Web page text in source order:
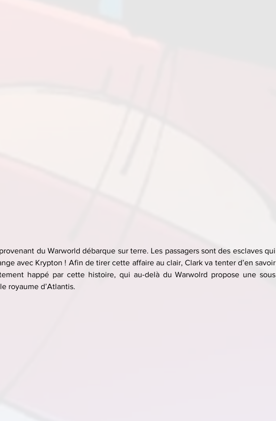
du Warworld débarque sur terre. Les passagers sont des esclaves qui
avec Krypton ! Afin de tirer cette affaire au clair, Clark va tenter d’en savoir
happé par cette histoire, qui au-delà du Warwolrd propose une sous
royaume d’Atlantis.